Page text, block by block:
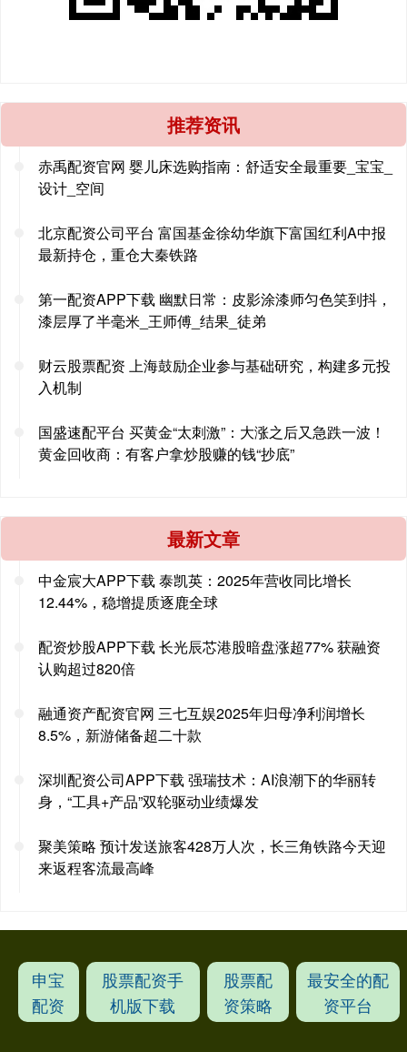
推荐资讯
赤禹配资官网 婴儿床选购指南：舒适安全最重要_宝宝_
设计_空间
北京配资公司平台 富国基金徐幼华旗下富国红利A中报
最新持仓，重仓大秦铁路
第一配资APP下载 幽默日常：皮影涂漆师匀色笑到抖，
漆层厚了半毫米_王师傅_结果_徒弟
财云股票配资 上海鼓励企业参与基础研究，构建多元投
入机制
国盛速配平台 买黄金“太刺激”：大涨之后又急跌一波！
黄金回收商：有客户拿炒股赚的钱“抄底”
最新文章
中金宸大APP下载 泰凯英：2025年营收同比增长
12.44%，稳增提质逐鹿全球
配资炒股APP下载 长光辰芯港股暗盘涨超77% 获融资
认购超过820倍
融通资产配资官网 三七互娱2025年归母净利润增长
8.5%，新游储备超二十款
深圳配资公司APP下载 强瑞技术：AI浪潮下的华丽转
身，“工具+产品”双轮驱动业绩爆发
聚美策略 预计发送旅客428万人次，长三角铁路今天迎
来返程客流最高峰
申宝
配资
股票配资手
机版下载
股票配
资策略
最安全的配
资平台